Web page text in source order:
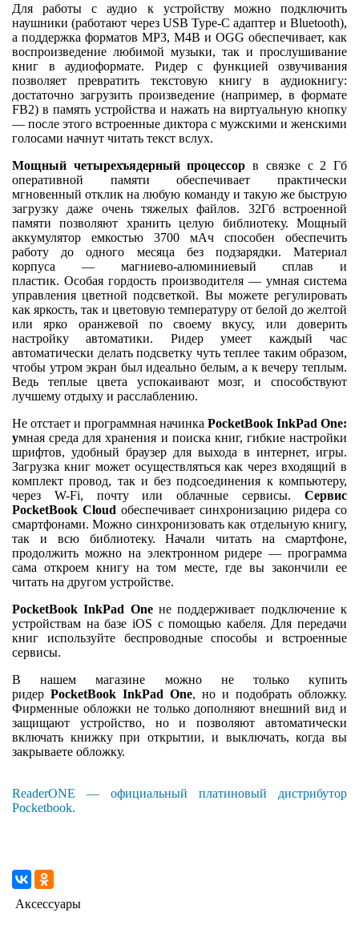
Для работы с аудио к устройству можно подключить
наушники (работают через USB Type-C адаптер и Bluetooth),
а поддержка форматов MP3, M4B и OGG обеспечивает, как
воспроизведение любимой музыки, так и прослушивание
книг в аудиоформате. Ридер с функцией озвучивания
позволяет превратить текстовую книгу в аудиокнигу:
достаточно загрузить произведение (например, в формате
FB2) в память устройства и нажать на виртуальную кнопку
— после этого встроенные диктора с мужскими и женскими
голосами начнут читать текст вслух.
Мощный четырехъядерный процессор в связке с 2 Гб
оперативной памяти обеспечивает практически
мгновенный отклик на любую команду и такую же быструю
загрузку даже очень тяжелых файлов. 32Гб встроенной
памяти позволяют хранить целую библиотеку. Мощный
аккумулятор емкостью 3700 мАч способен обеспечить
работу до одного месяца без подзарядки. Материал
корпуса — магниево-алюминиевый сплав и
пластик. Особая гордость производителя — умная система
управления цветной подсветкой. Вы можете регулировать
как яркость, так и цветовую температуру от белой до желтой
или ярко оранжевой по своему вкусу, или доверить
настройку автоматики. Ридер умеет каждый час
автоматически делать подсветку чуть теплее таким образом,
чтобы утром экран был идеально белым, а к вечеру теплым.
Ведь теплые цвета успокаивают мозг, и способствуют
лучшему отдыху и расслаблению.
Не отстает и программная начинка PocketBook InkPad One:
умная среда для хранения и поиска книг, гибкие настройки
шрифтов, удобный браузер для выхода в интернет, игры.
Загрузка книг может осуществляться как через входящий в
комплект провод, так и без подсоединения к компьютеру,
через W-Fi, почту или облачные сервисы. Сервис
PocketBook Cloud обеспечивает синхронизацию ридера со
смартфонами. Можно синхронизовать как отдельную книгу,
так и всю библиотеку. Начали читать на смартфоне,
продолжить можно на электронном ридере — программа
сама откроем книгу на том месте, где вы закончили ее
читать на другом устройстве.
PocketBook InkPad One не поддерживает подключение к
устройствам на базе iOS с помощью кабеля. Для передачи
книг используйте беспроводные способы и встроенные
сервисы.
В нашем магазине можно не только купить
ридер PocketBook InkPad One, но и подобрать обложку.
Фирменные обложки не только дополняют внешний вид и
защищают устройство, но и позволяют автоматически
включать книжку при открытии, и выключать, когда вы
закрываете обложку.
ReaderONE — официальный платиновый дистрибутор
Pocketbook.
Аксессуары